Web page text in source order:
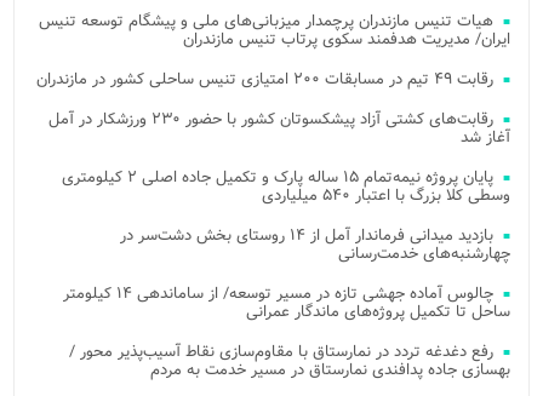
هیات تنیس مازندران پرچمدار میزبانی‌های ملی و پیشگام توسعه تنیس
ایران/ مدیریت هدفمند سکوی پرتاب تنیس مازندران
رقابت ۴۹ تیم در مسابقات ۲۰۰ امتیازی تنیس ساحلی کشور در مازندران
رقابت‌های کشتی آزاد پیشکسوتان کشور با حضور ۲۳۰ ورزشکار در آمل
آغاز شد
پایان پروژه نیمه‌تمام ۱۵ ساله پارک و تکمیل جاده اصلی ۲ کیلومتری
وسطی کلا بزرگ با اعتبار ۵۴۰ میلیاردی
بازدید میدانی فرماندار آمل از ۱۴ روستای بخش دشت‌سر در
چهارشنبه‌های خدمت‌رسانی
چالوس آماده جهشی تازه در مسیر توسعه/ از ساماندهی ۱۴ کیلومتر
ساحل تا تکمیل پروژه‌های ماندگار عمرانی
رفع دغدغه تردد در نمارستاق با مقاوم‌سازی نقاط آسیب‌پذیر محور /
بهسازی جاده پدافندی نمارستاق در مسیر خدمت به مردم